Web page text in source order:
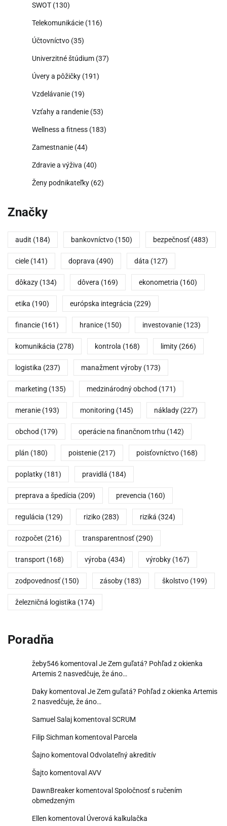
SWOT (130)
Telekomunikácie (116)
Účtovníctvo (35)
Univerzitné štúdium (37)
Úvery a pôžičky (191)
Vzdelávanie (19)
Vzťahy a randenie (53)
Wellness a fitness (183)
Zamestnanie (44)
Zdravie a výživa (40)
Ženy podnikateľky (62)
Značky
audit (184) bankovníctvo (150) bezpečnosť (483)
ciele (141) doprava (490) dáta (127)
dôkazy (134) dôvera (169) ekonometria (160)
etika (190) európska integrácia (229)
financie (161) hranice (150) investovanie (123)
komunikácia (278) kontrola (168) limity (266)
logistika (237) manažment výroby (173)
marketing (135) medzinárodný obchod (171)
meranie (193) monitoring (145) náklady (227)
obchod (179) operácie na finančnom trhu (142)
plán (180) poistenie (217) poisťovníctvo (168)
poplatky (181) pravidlá (184)
preprava a špedícia (209) prevencia (160)
regulácia (129) riziko (283) riziká (324)
rozpočet (216) transparentnosť (290)
transport (168) výroba (434) výrobky (167)
zodpovednosť (150) zásoby (183) školstvo (199)
železničná logistika (174)
Poradňa
žeby546 komentoval Je Zem guľatá? Pohľad z okienka
Artemis 2 nasvedčuje, že áno…
Daky komentoval Je Zem guľatá? Pohľad z okienka Artemis
2 nasvedčuje, že áno…
Samuel Salaj komentoval SCRUM
Filip Sichman komentoval Parcela
Šajno komentoval Odvolateľný akreditív
Šajto komentoval AVV
DawnBreaker komentoval Spoločnosť s ručením
obmedzeným
Ellen komentoval Úverová kalkulačka